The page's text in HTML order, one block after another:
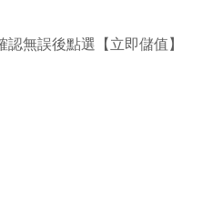
無誤後點選【立即儲值】